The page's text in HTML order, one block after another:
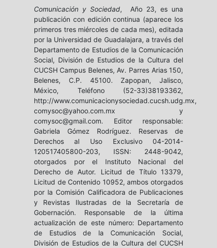
Comunicación y Sociedad, Año 23, es una
publicación con edición continua (aparece los
primeros tres miércoles de cada mes), editada
por la Universidad de Guadalajara, a través del
Departamento de Estudios de la Comunicación
Social, División de Estudios de la Cultura del
CUCSH Campus Belenes, Av. Parres Arias 150,
Belenes, C.P. 45100. Zapopan, Jalisco,
México, Teléfono (52-33)38193362,
http://www.comunicacionysociedad.cucsh.udg.mx,
comysoc@yahoo.com.mx y
comysoc@gmail.com. Editor responsable:
Gabriela Gómez Rodríguez. Reservas de
Derechos al Uso Exclusivo 04-2014-
120517405800-203, ISSN: 2448-9042,
otorgados por el Instituto Nacional del
Derecho de Autor. Licitud de Título 13379,
Licitud de Contenido 10952, ambos otorgados
por la Comisión Calificadora de Publicaciones
y Revistas Ilustradas de la Secretaría de
Gobernación. Responsable de la última
actualización de este número: Departamento
de Estudios de la Comunicación Social,
División de Estudios de la Cultura del CUCSH